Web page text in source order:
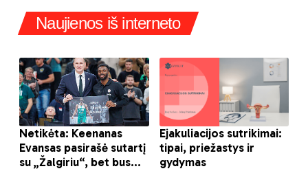
Naujienos iš interneto